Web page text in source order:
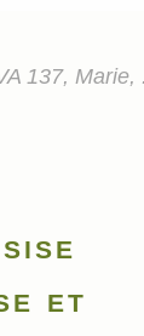
137, Marie,
et